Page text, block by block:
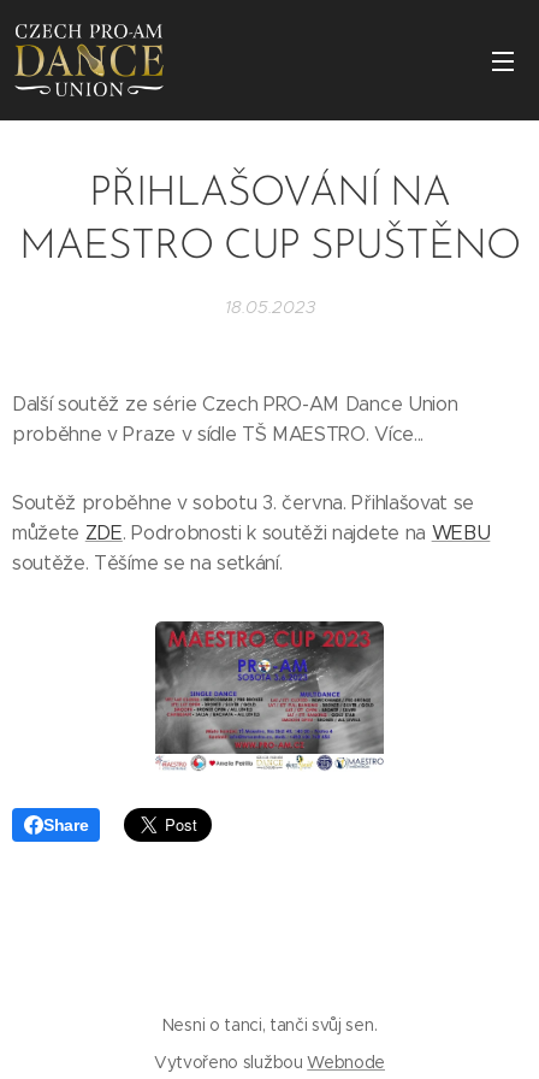
PŘIHLAŠOVÁNÍ NA
MAESTRO CUP SPUŠTĚNO
18.05.2023
Další soutěž ze série Czech PRO-AM Dance Union
proběhne v Praze v sídle TŠ MAESTRO. Více...
Soutěž proběhne v sobotu 3. června. Přihlašovat se
můžete ZDE. Podrobnosti k soutěži najdete na WEBU
soutěže. Těšíme se na setkání.
Share
Nesni o tanci, tanči svůj sen.
Vytvořeno službouWebnode